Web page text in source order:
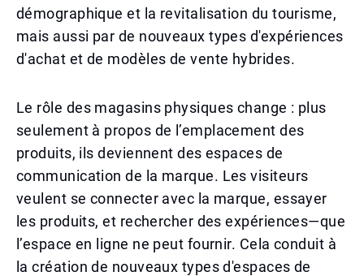
démographique et la revitalisation du tourisme,
mais aussi par de nouveaux types d'expériences
d'achat et de modèles de vente hybrides.
Le rôle des magasins physiques change : plus
seulement à propos de l’emplacement des
produits, ils deviennent des espaces de
communication de la marque. Les visiteurs
veulent se connecter avec la marque, essayer
les produits, et rechercher des expériences—que
l’espace en ligne ne peut fournir. Cela conduit à
la création de nouveaux types d'espaces de